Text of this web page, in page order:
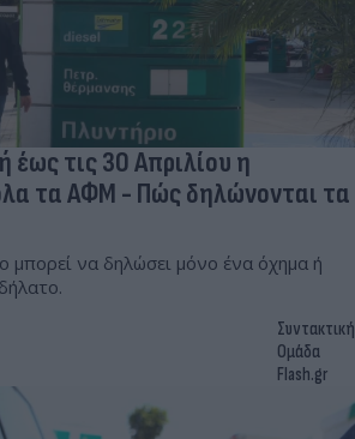
έως τις 30 Απριλίου η
τα ΑΦΜ - Πώς δηλώνονται τα
να δηλώσει μόνο ένα όχημα ή
Συντακτική
Ομάδα
Flash.gr